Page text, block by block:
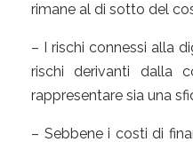
rimane al di sotto del
– I rischi connessi alla
rischi derivanti dalla
rappresentare sia una
– Sebbene i costi di